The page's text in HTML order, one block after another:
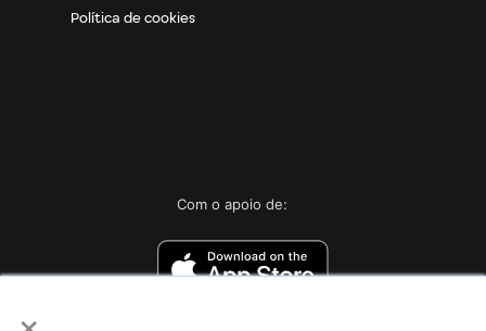
Política de cookies
Com o apoio de: